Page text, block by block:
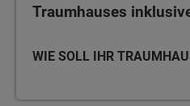
Traumhauses
WIE SOLL IHR